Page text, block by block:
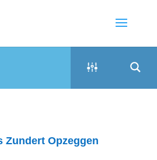
Zundert Opzeggen